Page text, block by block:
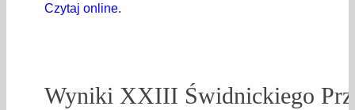
Czytaj online.
Wyniki XXIII Świdnickiego